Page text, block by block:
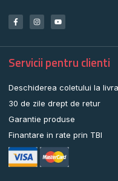
Servicii pentru clienti
Deschiderea coletului la
30 de zile drept de retur
Garantie produse
Finantare in rate prin TBI